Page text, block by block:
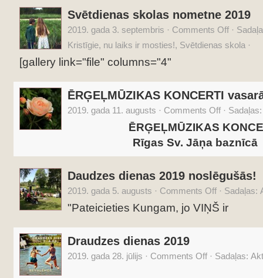
Svētdienas skolas nometne 2019
2019. gada 3. septembris · Comments Off ·
Kristīgie, nu laiks ir mosties!, Svētdienas skola ·
[gallery link="file" columns="4"
ĒRĢEĻMŪZIKAS KONCERTI
2019. gada 11. augusts · Comments Off ·
ĒRĢEĻMŪZIKAS
Rīgas Sv. Jāņa baznīcā
Daudzes dienas 2019 noslēgušās!
2019. gada 5. augusts · Comments Off · Sadaļas:
"Pateicieties Kungam, jo VIŅŠ ir
Draudzes dienas 2019
2019. gada 28. jūlijs · Comments Off · Sadaļas: